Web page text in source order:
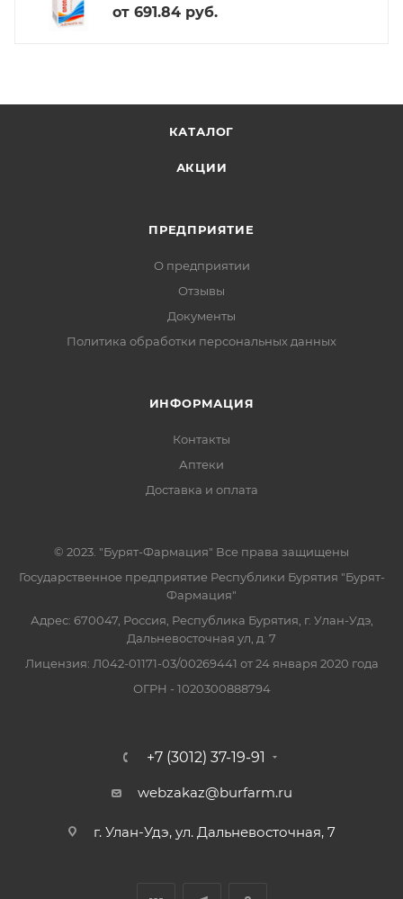
от 691.84 руб.
КАТАЛОГ
АКЦИИ
ПРЕДПРИЯТИЕ
О предприятии
Отзывы
Документы
Политика обработки персональных данных
ИНФОРМАЦИЯ
Контакты
Аптеки
Доставка и оплата
© 2023. "Бурят-Фармация" Все права защищены
Государственное предприятие Республики Бурятия "Бурят-
Фармация"
Адрес: 670047, Россия, Республика Бурятия, г. Улан-Удэ,
Дальневосточная ул, д. 7
Лицензия: Л042-01171-03/00269441 от 24 января 2020 года
ОГРН - 1020300888794
+7 (3012) 37-19-91
webzakaz@burfarm.ru
г. Улан-Удэ, ул. Дальневосточная, 7